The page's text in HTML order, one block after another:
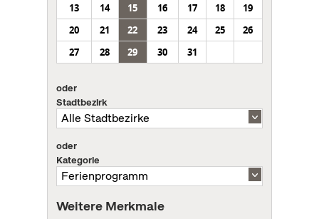
13
14 15 16 17 18
19
20
21 22 23 24 25
26
27
28 29 30 31
oder
Stadtbezirk
oder
Kategorie
Weitere Merkmale